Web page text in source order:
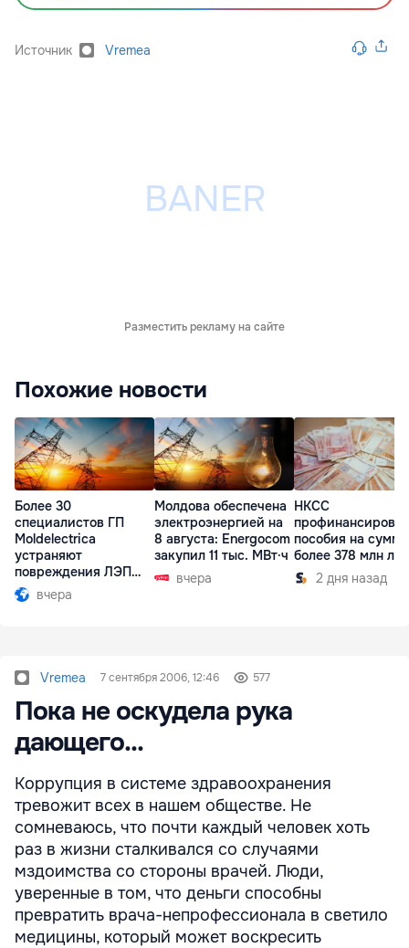
Источник Vremea
Разместить рекламу на сайте
Похожие новости
Более 30
специалистов ГП
Moldelectrica
устраняют
повреждения ЛЭП
Бельцы-Днестровск
вчера
Молдова обеспечена
электроэнергией на
8 августа: Energocom
закупил 11 тыс. МВт·ч
вчера
НКСС
пособия на сумму
более 378 млн
2 дня назад
Vremea 7 сентября 2006, 12:46 577
Пока не оскудела рука
дающего...
Коррупция в системе здравоохранения
тревожит всех в нашем обществе. Не
сомневаюсь, что почти каждый человек хоть
раз в жизни сталкивался со случаями
мздоимства со стороны врачей. Люди,
уверенные в том, что деньги способны
превратить врача-непрофессионала в светило
медицины, который может воскресить